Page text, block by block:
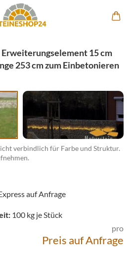
15 cm
253 cm zum Einbetonieren
verbindlich für Farbe und Struktur.
auf Anfrage
100 kg je Stück
pro
Preis auf Anfrage